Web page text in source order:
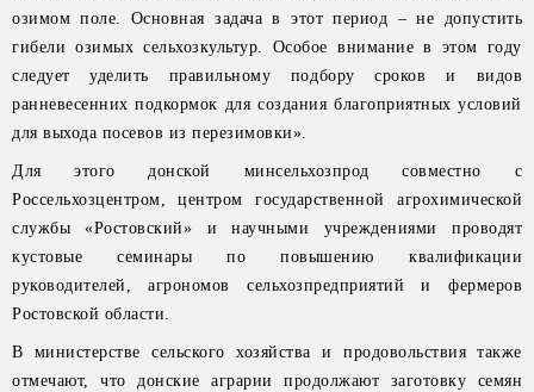
озимом поле. Основная задача в этот период – не допустить
гибели озимых сельхозкультур. Особое внимание в этом году
следует уделить правильному подбору сроков и видов
ранневесенних подкормок для создания благоприятных условий
для выхода посевов из перезимовки».
Для этого донской минсельхозпрод совместно с
Россельхозцентром, центром государственной агрохимической
службы «Ростовский» и научными учреждениями проводят
кустовые семинары по повышению квалификации
руководителей, агрономов сельхозпредприятий и фермеров
Ростовской области.
В министерстве сельского хозяйства и продовольствия также
отмечают, что донские аграрии продолжают заготовку семян